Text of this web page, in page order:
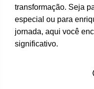
transformação. Seja
especial ou para
jornada, aqui você
significativo.